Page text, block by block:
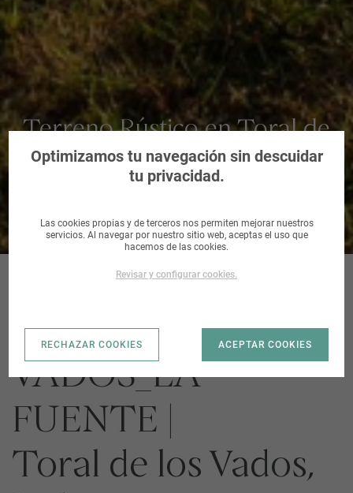
Terreno Rústico en Toral de
los Vados, León
TORAL DE LOS
VADOS_LA
FUENTE |
Toral de los Vados,
Optimizamos tu navegación sin descuidar
tu privacidad.
Las cookies propias y de terceros nos permiten mejorar nuestros
servicios. Al navegar por nuestro sitio web, aceptas el uso que
hacemos de las cookies.
Revisar y configurar cookies.
RECHAZAR COOKIES ACEPTAR COOKIES